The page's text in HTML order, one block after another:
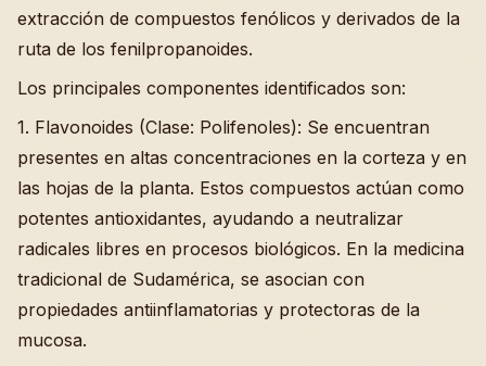
extracción de compuestos fenólicos y derivados de la
ruta de los fenilpropanoides.
Los principales componentes identificados son:
1. Flavonoides (Clase: Polifenoles): Se encuentran
presentes en altas concentraciones en la corteza y en
las hojas de la planta. Estos compuestos actúan como
potentes antioxidantes, ayudando a neutralizar
radicales libres en procesos biológicos. En la medicina
tradicional de Sudamérica, se asocian con
propiedades antiinflamatorias y protectoras de la
mucosa.